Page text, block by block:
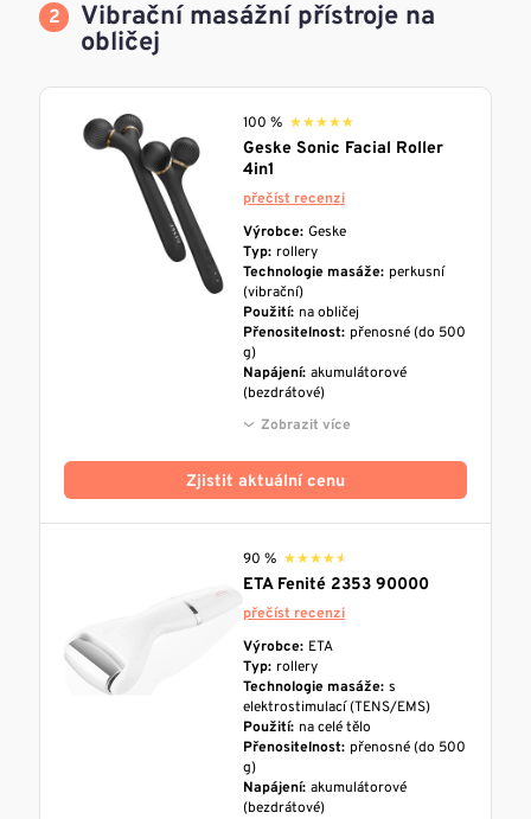
Vibrační masážní přístroje na
obličej
100 % ★★★★★
★★★★★
Geske Sonic Facial Roller
4in1
přečíst recenzi
Výrobce: Geske
Typ: rollery
Technologie masáže: perkusní
(vibrační)
Použití: na obličej
Přenositelnost: přenosné (do 500
g)
Napájení: akumulátorové
(bezdrátové)
Zobrazit více
Zjistit aktuální cenu
90 % ★★★★★
★★★★★
ETA Fenité 2353 90000
přečíst recenzi
Výrobce: ETA
Typ: rollery
Technologie masáže: s
elektrostimulací (TENS/EMS)
Použití: na celé tělo
Přenositelnost: přenosné (do 500
g)
Napájení: akumulátorové
(bezdrátové)